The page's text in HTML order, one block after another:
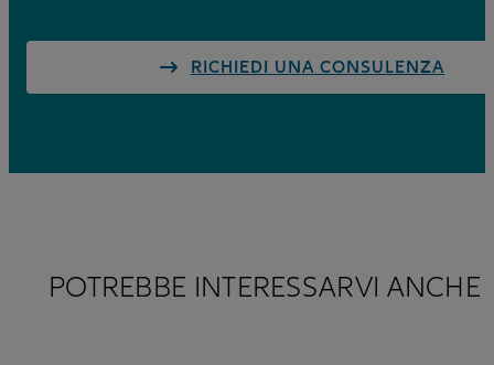
RICHIEDI UNA CONSULENZA
POTREBBE INTERESSARVI ANCHE